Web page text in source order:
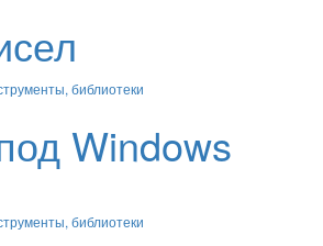
библиотеки
Windows
библиотеки